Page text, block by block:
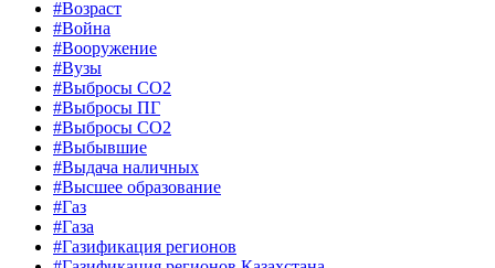
#Возраст
#Война
#Вооружение
#Вузы
#Выбросы CO2
#Выбросы ПГ
#Выбросы СО2
#Выбывшие
#Выдача наличных
#Высшее образование
#Газ
#Газа
#Газификация регионов